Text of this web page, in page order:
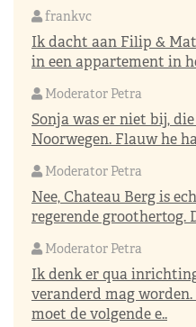
frankvc
Ik dacht aan Filip &
in een appartement in
Moderator Petra
Sonja was er niet bij,
Noorwegen. Flauw he
Moderator Petra
Nee, Chateau Berg is
regerende groothertog.
Moderator Petra
Ik denk er qua
veranderd mag
moet de volgende e..